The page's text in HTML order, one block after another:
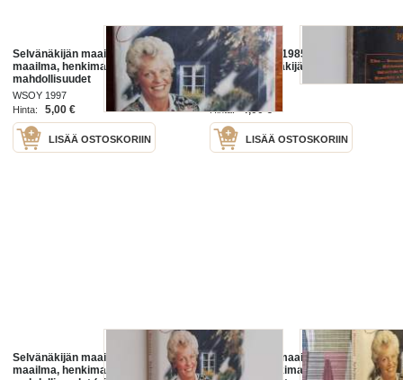
Selvänäkijän maailmat : tämä
maailma, henkimaailma, ihmisen
mahdollisuudet
WSOY 1997
Hinta:
5,00 €
LISÄÄ OSTOSKORIIN
Mitä tapahtuu 1985 : Seuraavat 30
vuotta selvänäkijän silmin
Alea-kirja 1971
Hinta:
4,00 €
LISÄÄ OSTOSKORIIN
Selvänäkijän maailmat : tämä
maailma, henkimaailma, ihmisen
Selvänäkijän maailmat : tämä
maailma, henkimaailma, ihmisen